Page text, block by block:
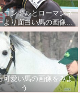
コンドルとローマンネ
より面白い馬の画像っ
てあるの？
可愛い馬の画像をみよ
う